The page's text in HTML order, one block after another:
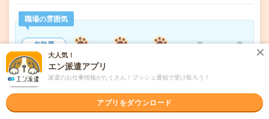
職場の雰囲気
年齢層
派遣会社 株式会社綜合キャリアオプション 製造事業部（全国）
大人気！
エン派遣アプリ
派遣のお仕事情報がたくさん！プッシュ通知で受け取ろう！
アプリをダウンロード